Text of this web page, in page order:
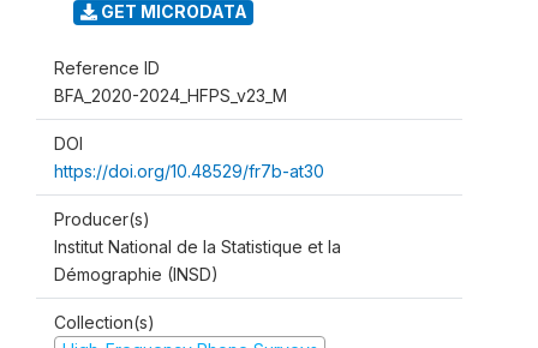
GET MICRODATA
Reference ID
BFA_2020-2024_HFPS_v23_M
DOI
https://doi.org/10.48529/fr7b-at30
Producer(s)
Institut National de la Statistique et la
Démographie (INSD)
Collection(s)